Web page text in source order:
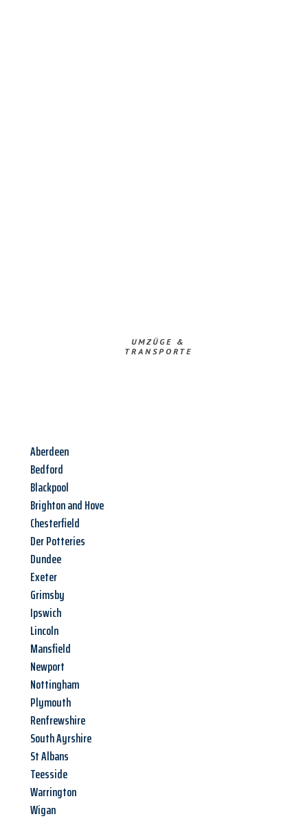
UMZÜGE &
TRANSPORTE
Aberdeen
Bedford
Blackpool
Brighton and Hove
Chesterfield
Der Potteries
Dundee
Exeter
Grimsby
Ipswich
Lincoln
Mansfield
Newport
Nottingham
Plymouth
Renfrewshire
South Ayrshire
St Albans
Teesside
Warrington
Wigan